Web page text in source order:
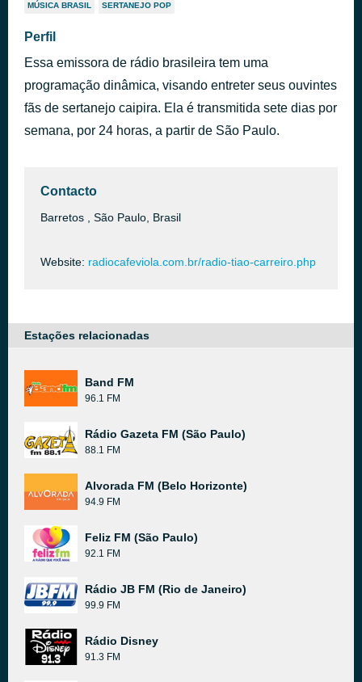
MÚSICA BRASIL SERTANEJO POP
Perfil
Essa emissora de rádio brasileira tem uma
programação dinâmica, visando entreter seus ouvintes
fãs de sertanejo caipira. Ela é transmitida sete dias por
semana, por 24 horas, a partir de São Paulo.
Contacto
Barretos , São Paulo, Brasil
Website: radiocafeviola.com.br/radio-tiao-carreiro.php
Estações relacionadas
Band FM
96.1 FM
Rádio Gazeta FM (São Paulo)
88.1 FM
Alvorada FM (Belo Horizonte)
94.9 FM
Feliz FM (São Paulo)
92.1 FM
Rádio JB FM (Rio de Janeiro)
99.9 FM
Rádio Disney
91.3 FM